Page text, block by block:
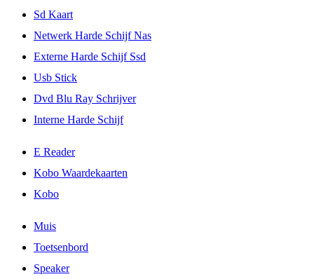
Sd Kaart
Netwerk Harde Schijf Nas
Externe Harde Schijf Ssd
Usb Stick
Dvd Blu Ray Schrijver
Interne Harde Schijf
E Reader
Kobo Waardekaarten
Kobo
Muis
Toetsenbord
Speaker